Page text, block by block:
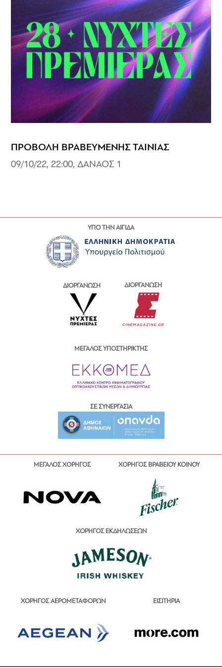
ΠΡΟΒΟΛΗ ΒΡΑΒΕΥΜΕΝΗΣ ΤΑΙΝΙΑΣ
09/10/22, 22:00, ΔΑΝΑΟΣ 1
ΥΠΟ ΤΗΝ ΑΙΓΙΔΑ
ΔΙΟΡΓΑΝΩΣΗ ΔΙΟΡΓΑΝΩΣΗ
ΜΕΓΑΛΟΣ ΥΠΟΣΤΗΡΙΚΤΗΣ
ΣΕ ΣΥΝΕΡΓΑΣΙΑ
ΜΕΓΑΛΟΣ ΧΟΡΗΓΟΣ ΧΟΡΗΓΟΣ ΒΡΑΒΕΙΟΥ ΚΟΙΝΟΥ
ΧΟΡΗΓΟΣ ΕΚΔΗΛΩΣΕΩΝ
ΧΟΡΗΓΟΣ ΑΕΡΟΜΕΤΑΦΟΡΩΝ ΕΙΣΙΤΗΡΙΑ